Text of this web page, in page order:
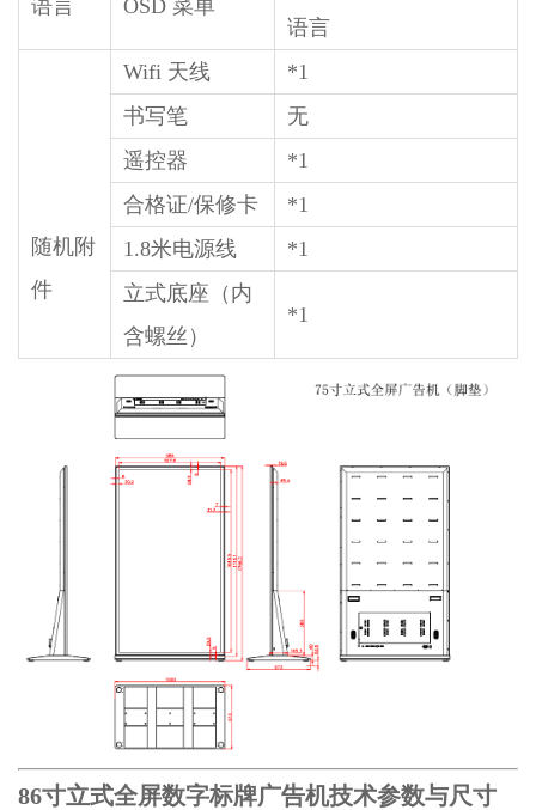
语言
OSD 菜单
语言
随机附
件
Wifi 天线
*1
书写笔
无
遥控器
*1
合格证/保修卡
*1
1.8米电源线
*1
立式底座（内
含螺丝）
*1
86寸立式全屏数字标牌广告机技术参数与尺寸